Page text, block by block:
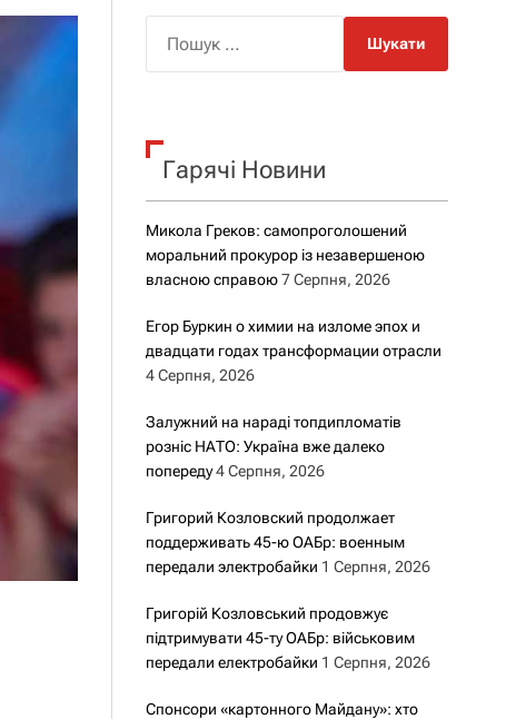
о
у
к
Гарячі Новини
Микола Греков: самопроголошений
моральний прокурор із незавершеною
власною справою 7 Серпня, 2026
Егор Буркин о химии на изломе эпох и
двадцати годах трансформации отрасли
4 Серпня, 2026
Залужний на нараді топдипломатів
розніс НАТО: Україна вже далеко
попереду 4 Серпня, 2026
Григорий Козловский продолжает
поддерживать 45-ю ОАБр: военным
передали электробайки 1 Серпня, 2026
Григорій Козловський продовжує
підтримувати 45-ту ОАБр: військовим
передали електробайки 1 Серпня, 2026
Спонсори «картонного Майдану»: хто